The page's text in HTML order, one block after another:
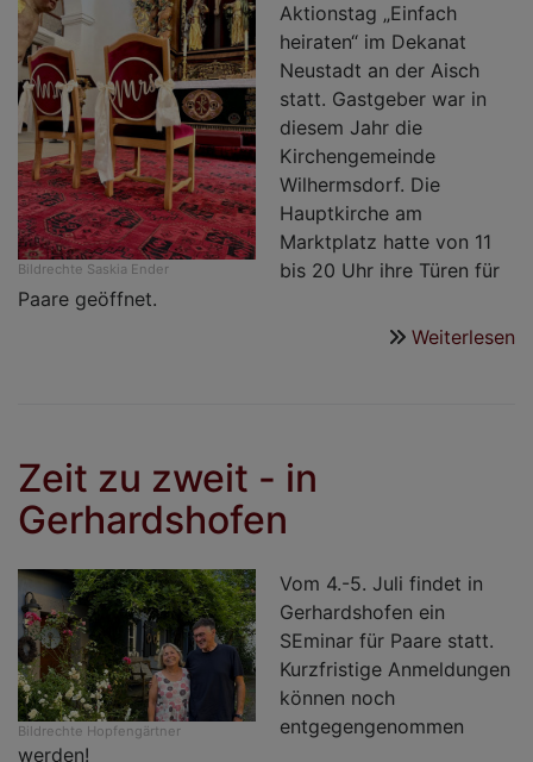
Bildrechte Saskia Ender
Aktionstag „Einfach
heiraten“ im Dekanat
Neustadt an der Aisch
statt. Gastgeber war in
diesem Jahr die
Kirchengemeinde
Wilhermsdorf. Die
Hauptkirche am
Marktplatz hatte von 11
bis 20 Uhr ihre Türen für
Paare geöffnet.
Weiterlesen
Zeit zu zweit - in
Gerhardshofen
Bildrechte Hopfengärtner
Vom 4.-5. Juli findet in
Gerhardshofen ein
SEminar für Paare statt.
Kurzfristige Anmeldungen
können noch
entgegengenommen
werden!